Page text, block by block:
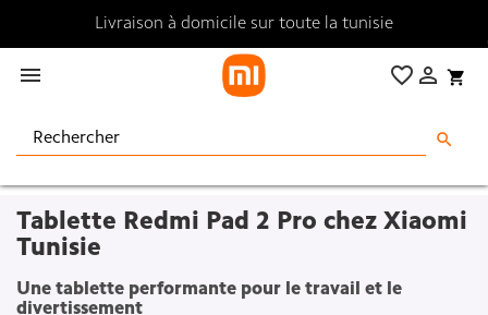
Livraison à domicile sur toute la tunisie
 shopping_cart

favorite_border
search
Tablette Redmi Pad 2 Pro chez Xiaomi
Tunisie
Une tablette performante pour le travail et le
divertissement